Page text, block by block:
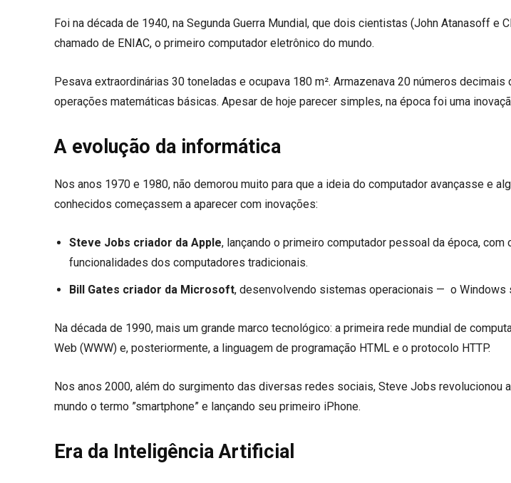
Foi na década de 1940, na Segunda Guerra Mundial, que dois cientistas (John Atanasoff e
chamado de ENIAC, o primeiro computador eletrônico do mundo.
Pesava extraordinárias 30 toneladas e ocupava 180 m². Armazenava 20 números
operações matemáticas básicas. Apesar de hoje parecer simples, na época foi uma
A evolução da informática
Nos anos 1970 e 1980, não demorou muito para que a ideia do computador avançasse e
conhecidos começassem a aparecer com inovações:
Steve Jobs criador da Apple, lançando o primeiro computador pessoal da época,
funcionalidades dos computadores tradicionais.
Bill Gates criador da Microsoft, desenvolvendo sistemas operacionais — o Windows
Na década de 1990, mais um grande marco tecnológico: a primeira rede mundial de
Web (WWW) e, posteriormente, a linguagem de programação HTML e o protocolo HTTP.
Nos anos 2000, além do surgimento das diversas redes sociais, Steve Jobs revolucionou
mundo o termo ”smartphone” e lançando seu primeiro iPhone.
Era da Inteligência Artificial